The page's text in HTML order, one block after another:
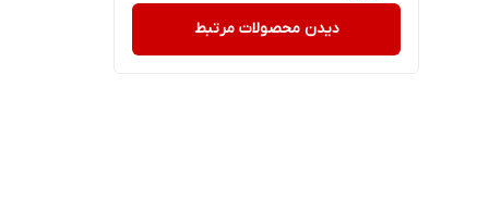
دیدن محصولات مرتبط